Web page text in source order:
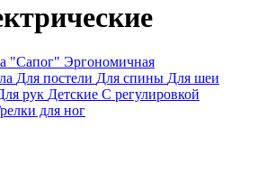
"Сапог" Эргономичная
Для постели Для спины Для шеи
рук Детские С регулировкой
для ног